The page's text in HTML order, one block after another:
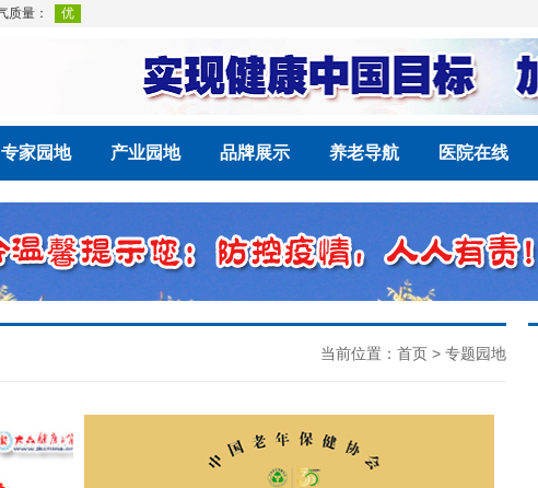
专家园地 产业园地 品牌展示 养老导航 医院在线
当前位置： 首页 > 专题园地